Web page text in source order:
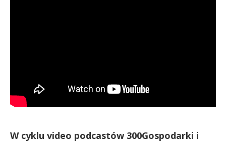
W cyklu video podcastów 300Gospodarki i